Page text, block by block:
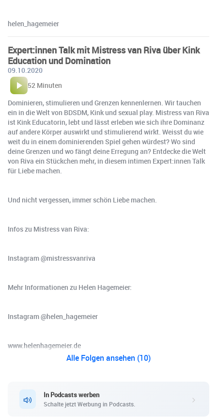
helen_hagemeier
Expert:innen Talk mit Mistress van Riva über Kink
Education und Domination
09.10.2020
52 Minuten
Dominieren, stimulieren und Grenzen kennenlernen. Wir tauchen
ein in die Welt von BDSDM, Kink und sexual play. Mistress van Riva
ist Kink Educatorin, lebt und lässt erleben wie sich ihre Dominanz
auf andere Körper auswirkt und stimulierend wirkt. Weisst du wie
weit du in einem dominierenden Spiel gehen würdest? Wo sind
deine Grenzen und wo fängt deine Erregung an? Entdecke die Welt
von Riva ein Stückchen mehr, in diesem intimen Expert:innen Talk
für Liebe machen.
Und nicht vergessen, immer schön Liebe machen.
Infos zu Mistress van Riva:
Instagram @mistressvanriva
Mehr Informationen zu Helen Hagemeier:
Instagram @helen_hagemeier
www.helenhagemeier.de
Alle Folgen ansehen (10)
In Podcasts werben
Schalte jetzt Werbung in Podcasts.